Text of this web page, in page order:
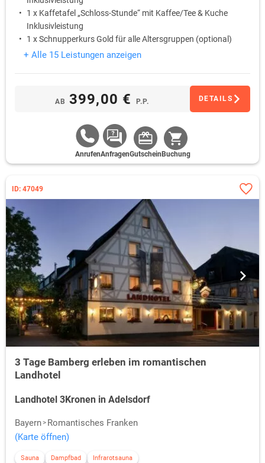
1 x Kaffetafel „Schloss-Stunde“ mit Kaffee/Tee & Kuche
Inklusivleistung
1 x Schnupperkurs Gold für alle Altersgruppen (optional)
+ Alle 15 Leistungen anzeigen
AB 399,00 € P.P. DETAILS
AnrufenAnfragenGutschein Buchung
ID: 47049
3 Tage Bamberg erleben im romantischen
Landhotel
Landhotel 3Kronen in Adelsdorf
Bayern
Romantisches Franken
(Karte öffnen)
Sauna Dampfbad Infrarotsauna